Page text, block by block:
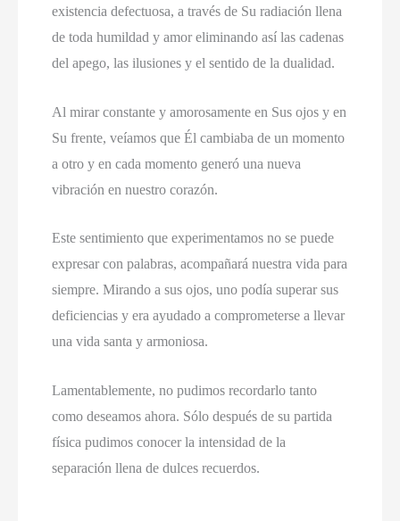
existencia defectuosa, a través de Su radiación llena
de toda humildad y amor eliminando así las cadenas
del apego, las ilusiones y el sentido de la dualidad.
Al mirar constante y amorosamente en Sus ojos y en
Su frente, veíamos que Él cambiaba de un momento
a otro y en cada momento generó una nueva
vibración en nuestro corazón.
Este sentimiento que experimentamos no se puede
expresar con palabras, acompañará nuestra vida para
siempre. Mirando a sus ojos, uno podía superar sus
deficiencias y era ayudado a comprometerse a llevar
una vida santa y armoniosa.
Lamentablemente, no pudimos recordarlo tanto
como deseamos ahora. Sólo después de su partida
física pudimos conocer la intensidad de la
separación llena de dulces recuerdos.